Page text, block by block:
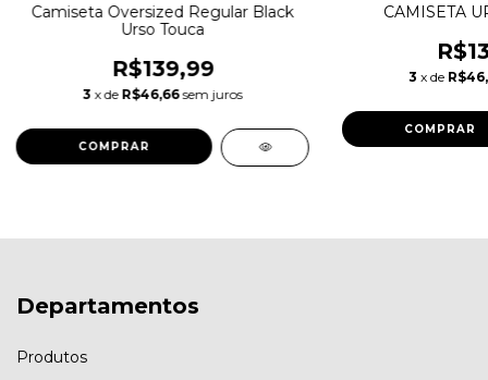
Camiseta Oversized Regular Black
Urso Touca
R$139,99
3 x de R$46,66 sem juros
COMPRAR
CAMISETA
3 x de
COMPRAR
Departamentos
Produtos